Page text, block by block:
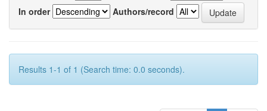
In order
Authors/record
Results 1-1 of 1 (Search time: 0.0 seconds).